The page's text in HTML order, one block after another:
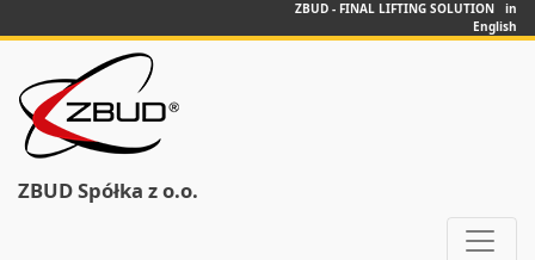
ZBUD - FINAL LIFTING SOLUTION in
English
ZBUD Spółka z o.o.